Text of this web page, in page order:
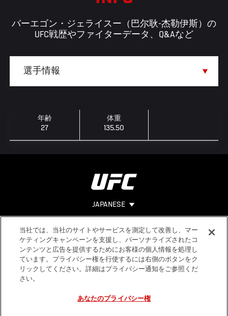
バーエゴン・ジェライスー（巴尔耿-杰勒伊斯）の
UFC戦歴やファイターデータ、Q&Aなど
年齢
27
体重
135.50
JAPANESE
Footer ヘルプ
法的事項
利用規約
個人情報保
当社では、当社のサイトやサービスを測定して改善し、マー
ケティングキャンペーンを支援し、パーソナライズされたコ
ンテンツと広告を提供するためにお客様の個人情報を処理し
ています。プライバシー権を行使するには右側のボタンをク
リックしてください。詳細はプライバシー通知をご参照くだ
さい。
あなたのプライバシー権